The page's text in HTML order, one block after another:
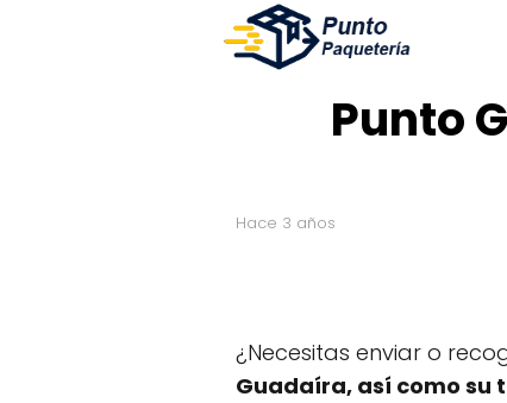
Punto
hace 3 años
¿Necesitas enviar o
Guadaíra, así como su